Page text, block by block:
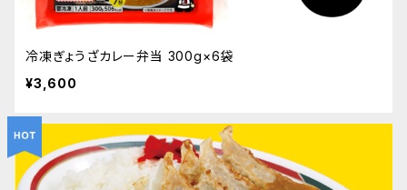
冷凍ぎょうざカレー弁当 300g×6袋
¥3,600